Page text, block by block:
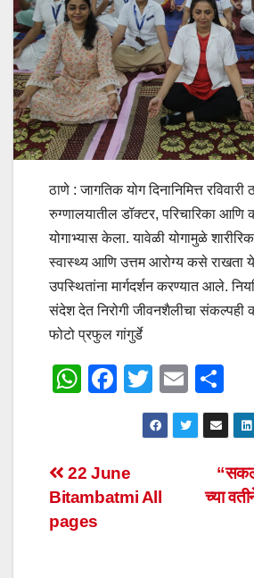
ठाणे : जागतिक योग दिनानिमित्त रविवारी
रुग्णालयातील डॉक्टर, परिचारिका आणि
योगाभ्यास केला. यावेळी योगामुळे
स्वास्थ्य आणि उत्तम आरोग्य कसे राखता
उपस्थितांना मार्गदर्शन करण्यात आले.
संदेश देत निरोगी जीवनशैलीचा
फोटो प्रफुल गांगुर्डे
W
s
A
p
F
e
b
T
wi
tt
E
m
ail
h
ar
e
Post
navigation
च्या
22 June
Bitambatmi All
pages